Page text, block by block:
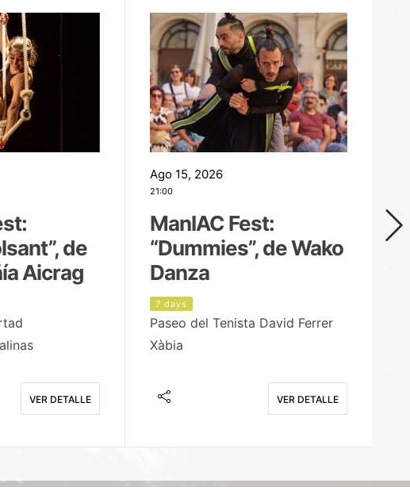
de
Aicrag
VER DETALLE
Ago 15, 2026
21:00
ManIAC Fest:
“Dummies”, de Wako
Danza
7 days
Paseo del Tenista David Ferrer
Xàbia
VER DETALLE